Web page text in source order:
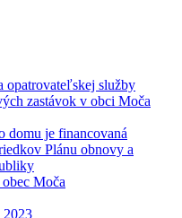
opatrovateľskej služby
zastávok v obci Moča
domu je financovaná
Plánu obnovy a
Moča